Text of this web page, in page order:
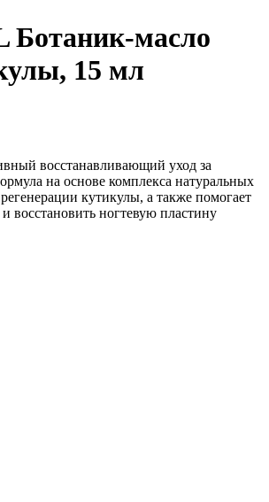
Ботаник-масло
15 мл
восстанавливающий уход за
на основе комплекса натуральных
кутикулы, а также помогает
восстановить ногтевую пластину